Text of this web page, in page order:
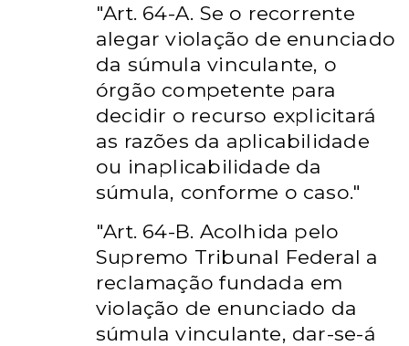
"Art. 64-A. Se o recorrente
alegar violação de enunciado
da súmula vinculante, o
órgão competente para
decidir o recurso explicitará
as razões da aplicabilidade
ou inaplicabilidade da
súmula, conforme o caso."
"Art. 64-B. Acolhida pelo
Supremo Tribunal Federal a
reclamação fundada em
violação de enunciado da
súmula vinculante, dar-se-á